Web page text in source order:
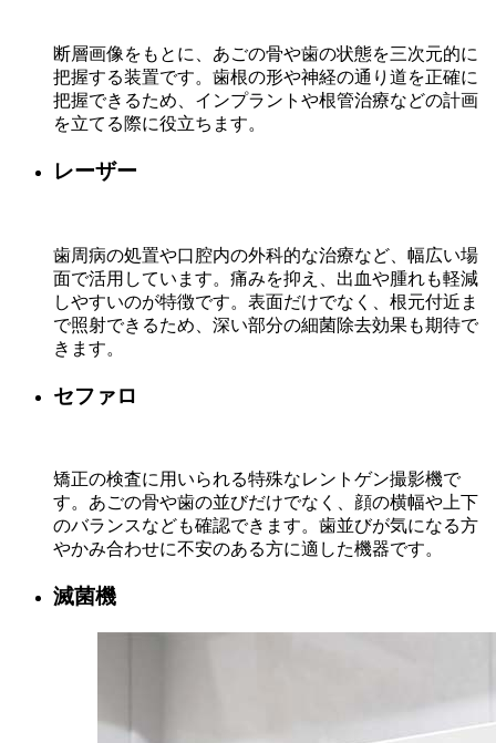
断層画像をもとに、あごの骨や歯の状態を三次元的に
把握する装置です。歯根の形や神経の通り道を正確に
把握できるため、インプラントや根管治療などの計画
を立てる際に役立ちます。
レーザー
歯周病の処置や口腔内の外科的な治療など、幅広い場
面で活用しています。痛みを抑え、出血や腫れも軽減
しやすいのが特徴です。表面だけでなく、根元付近ま
で照射できるため、深い部分の細菌除去効果も期待で
きます。
セファロ
矯正の検査に用いられる特殊なレントゲン撮影機で
す。あごの骨や歯の並びだけでなく、顔の横幅や上下
のバランスなども確認できます。歯並びが気になる方
やかみ合わせに不安のある方に適した機器です。
滅菌機